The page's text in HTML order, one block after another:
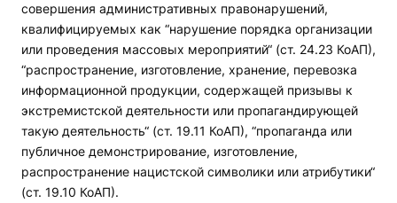
совершения административных правонарушений,
квалифицируемых как “нарушение порядка организации
или проведения массовых мероприятий“ (ст. 24.23 КоАП),
“распространение, изготовление, хранение, перевозка
информационной продукции, содержащей призывы к
экстремистской деятельности или пропагандирующей
такую деятельность“ (ст. 19.11 КоАП), “пропаганда или
публичное демонстрирование, изготовление,
распространение нацистской символики или атрибутики“
(ст. 19.10 КоАП).